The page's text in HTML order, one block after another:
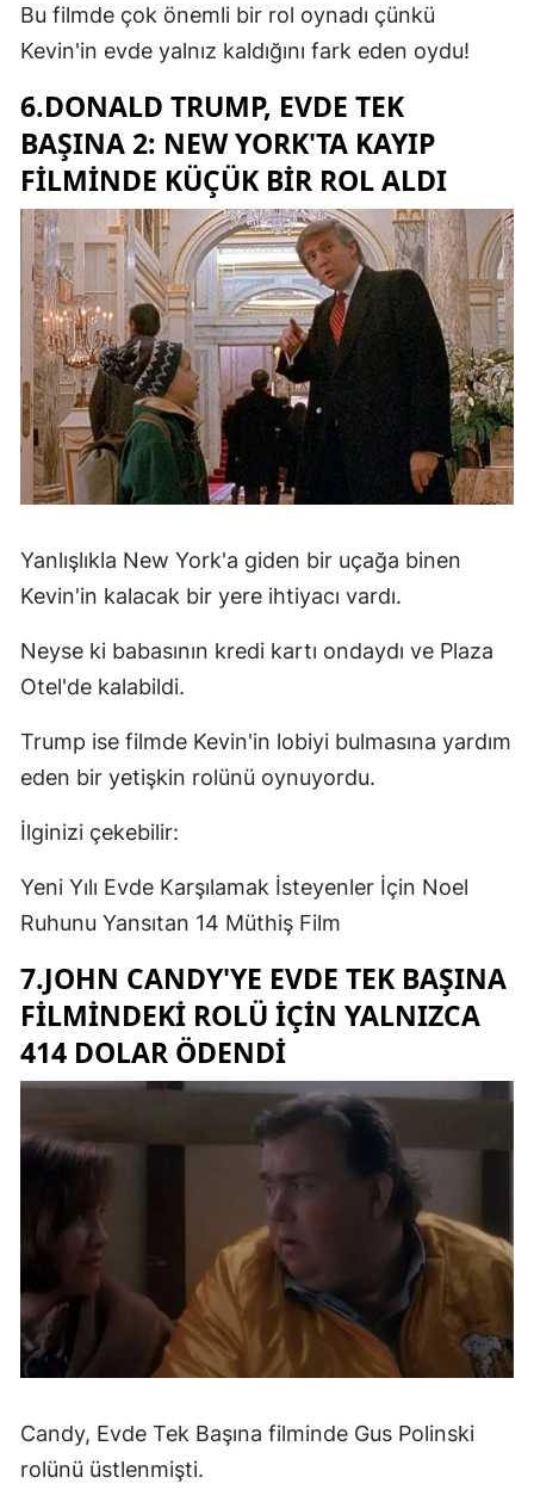
Bu filmde çok önemli bir rol oynadı çünkü
Kevin'in evde yalnız kaldığını fark eden oydu!
6.DONALD TRUMP, EVDE TEK
BAŞINA 2: NEW YORK'TA KAYIP
FILMINDE KÜÇÜK BIR ROL ALDI
Yanlışlıkla New York'a giden bir uçağa binen
Kevin'in kalacak bir yere ihtiyacı vardı.
Neyse ki babasının kredi kartı ondaydı ve Plaza
Otel'de kalabildi.
Trump ise filmde Kevin'in lobiyi bulmasına yardım
eden bir yetişkin rolünü oynuyordu.
İlginizi çekebilir:
Yeni Yılı Evde Karşılamak İsteyenler İçin Noel
Ruhunu Yansıtan 14 Müthiş Film
7.JOHN CANDY'YE EVDE TEK BAŞINA
FILMINDEKI ROLÜ IÇIN YALNIZCA
414 DOLAR ÖDENDI
Candy, Evde Tek Başına filminde Gus Polinski
rolünü üstlenmişti.